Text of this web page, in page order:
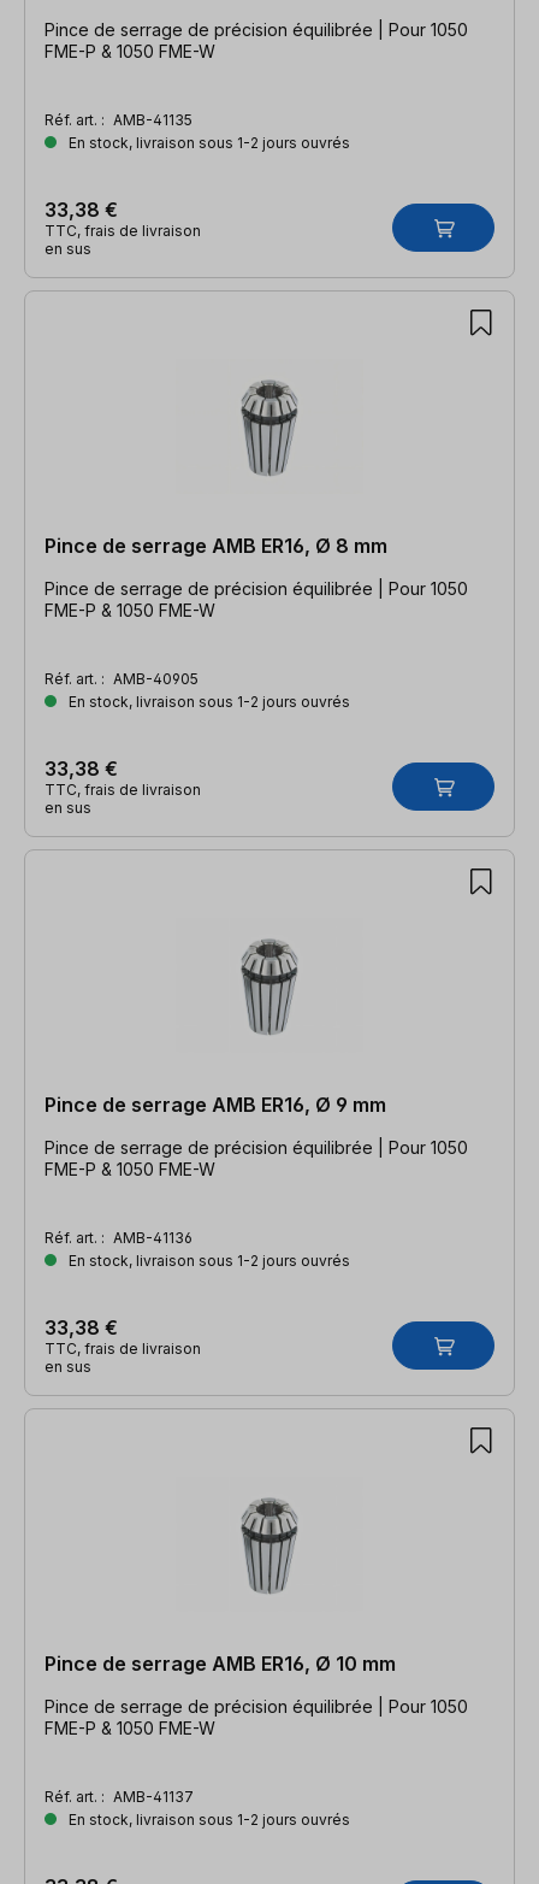
Pince de serrage de précision équilibrée | Pour 1050
FME-P & 1050 FME-W
Réf. art. : AMB-41135
En stock, livraison sous 1-2 jours ouvrés
33,38 €
TTC, frais de livraison
en sus
Pince de serrage AMB ER16, Ø 8 mm
Pince de serrage de précision équilibrée | Pour 1050
FME-P & 1050 FME-W
Réf. art. : AMB-40905
En stock, livraison sous 1-2 jours ouvrés
33,38 €
TTC, frais de livraison
en sus
Pince de serrage AMB ER16, Ø 9 mm
Pince de serrage de précision équilibrée | Pour 1050
FME-P & 1050 FME-W
Réf. art. : AMB-41136
En stock, livraison sous 1-2 jours ouvrés
33,38 €
TTC, frais de livraison
en sus
Pince de serrage AMB ER16, Ø 10 mm
Pince de serrage de précision équilibrée | Pour 1050
FME-P & 1050 FME-W
Réf. art. : AMB-41137
En stock, livraison sous 1-2 jours ouvrés